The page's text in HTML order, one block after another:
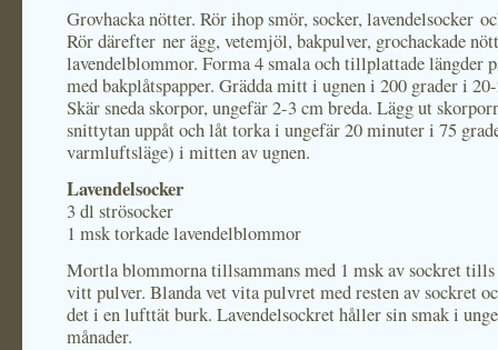
Grovhacka nötter. Rör ihop smör, socker, lavendelsocker
Rör därefter ner ägg, vetemjöl, bakpulver, grochackade
lavendelblommor. Forma 4 smala och tillplattade längder
med bakplåtspapper. Grädda mitt i ugnen i 200 grader i
Skär sneda skorpor, ungefär 2-3 cm breda. Lägg ut
snittytan uppåt och låt torka i ungefär 20 minuter i 75
varmluftsläge) i mitten av ugnen.
Lavendelsocker
3 dl strösocker
1 msk torkade lavendelblommor
Mortla blommorna tillsammans med 1 msk av sockret
vitt pulver. Blanda vet vita pulvret med resten av sockret
det i en lufttät burk. Lavendelsockret håller sin smak i
månader.